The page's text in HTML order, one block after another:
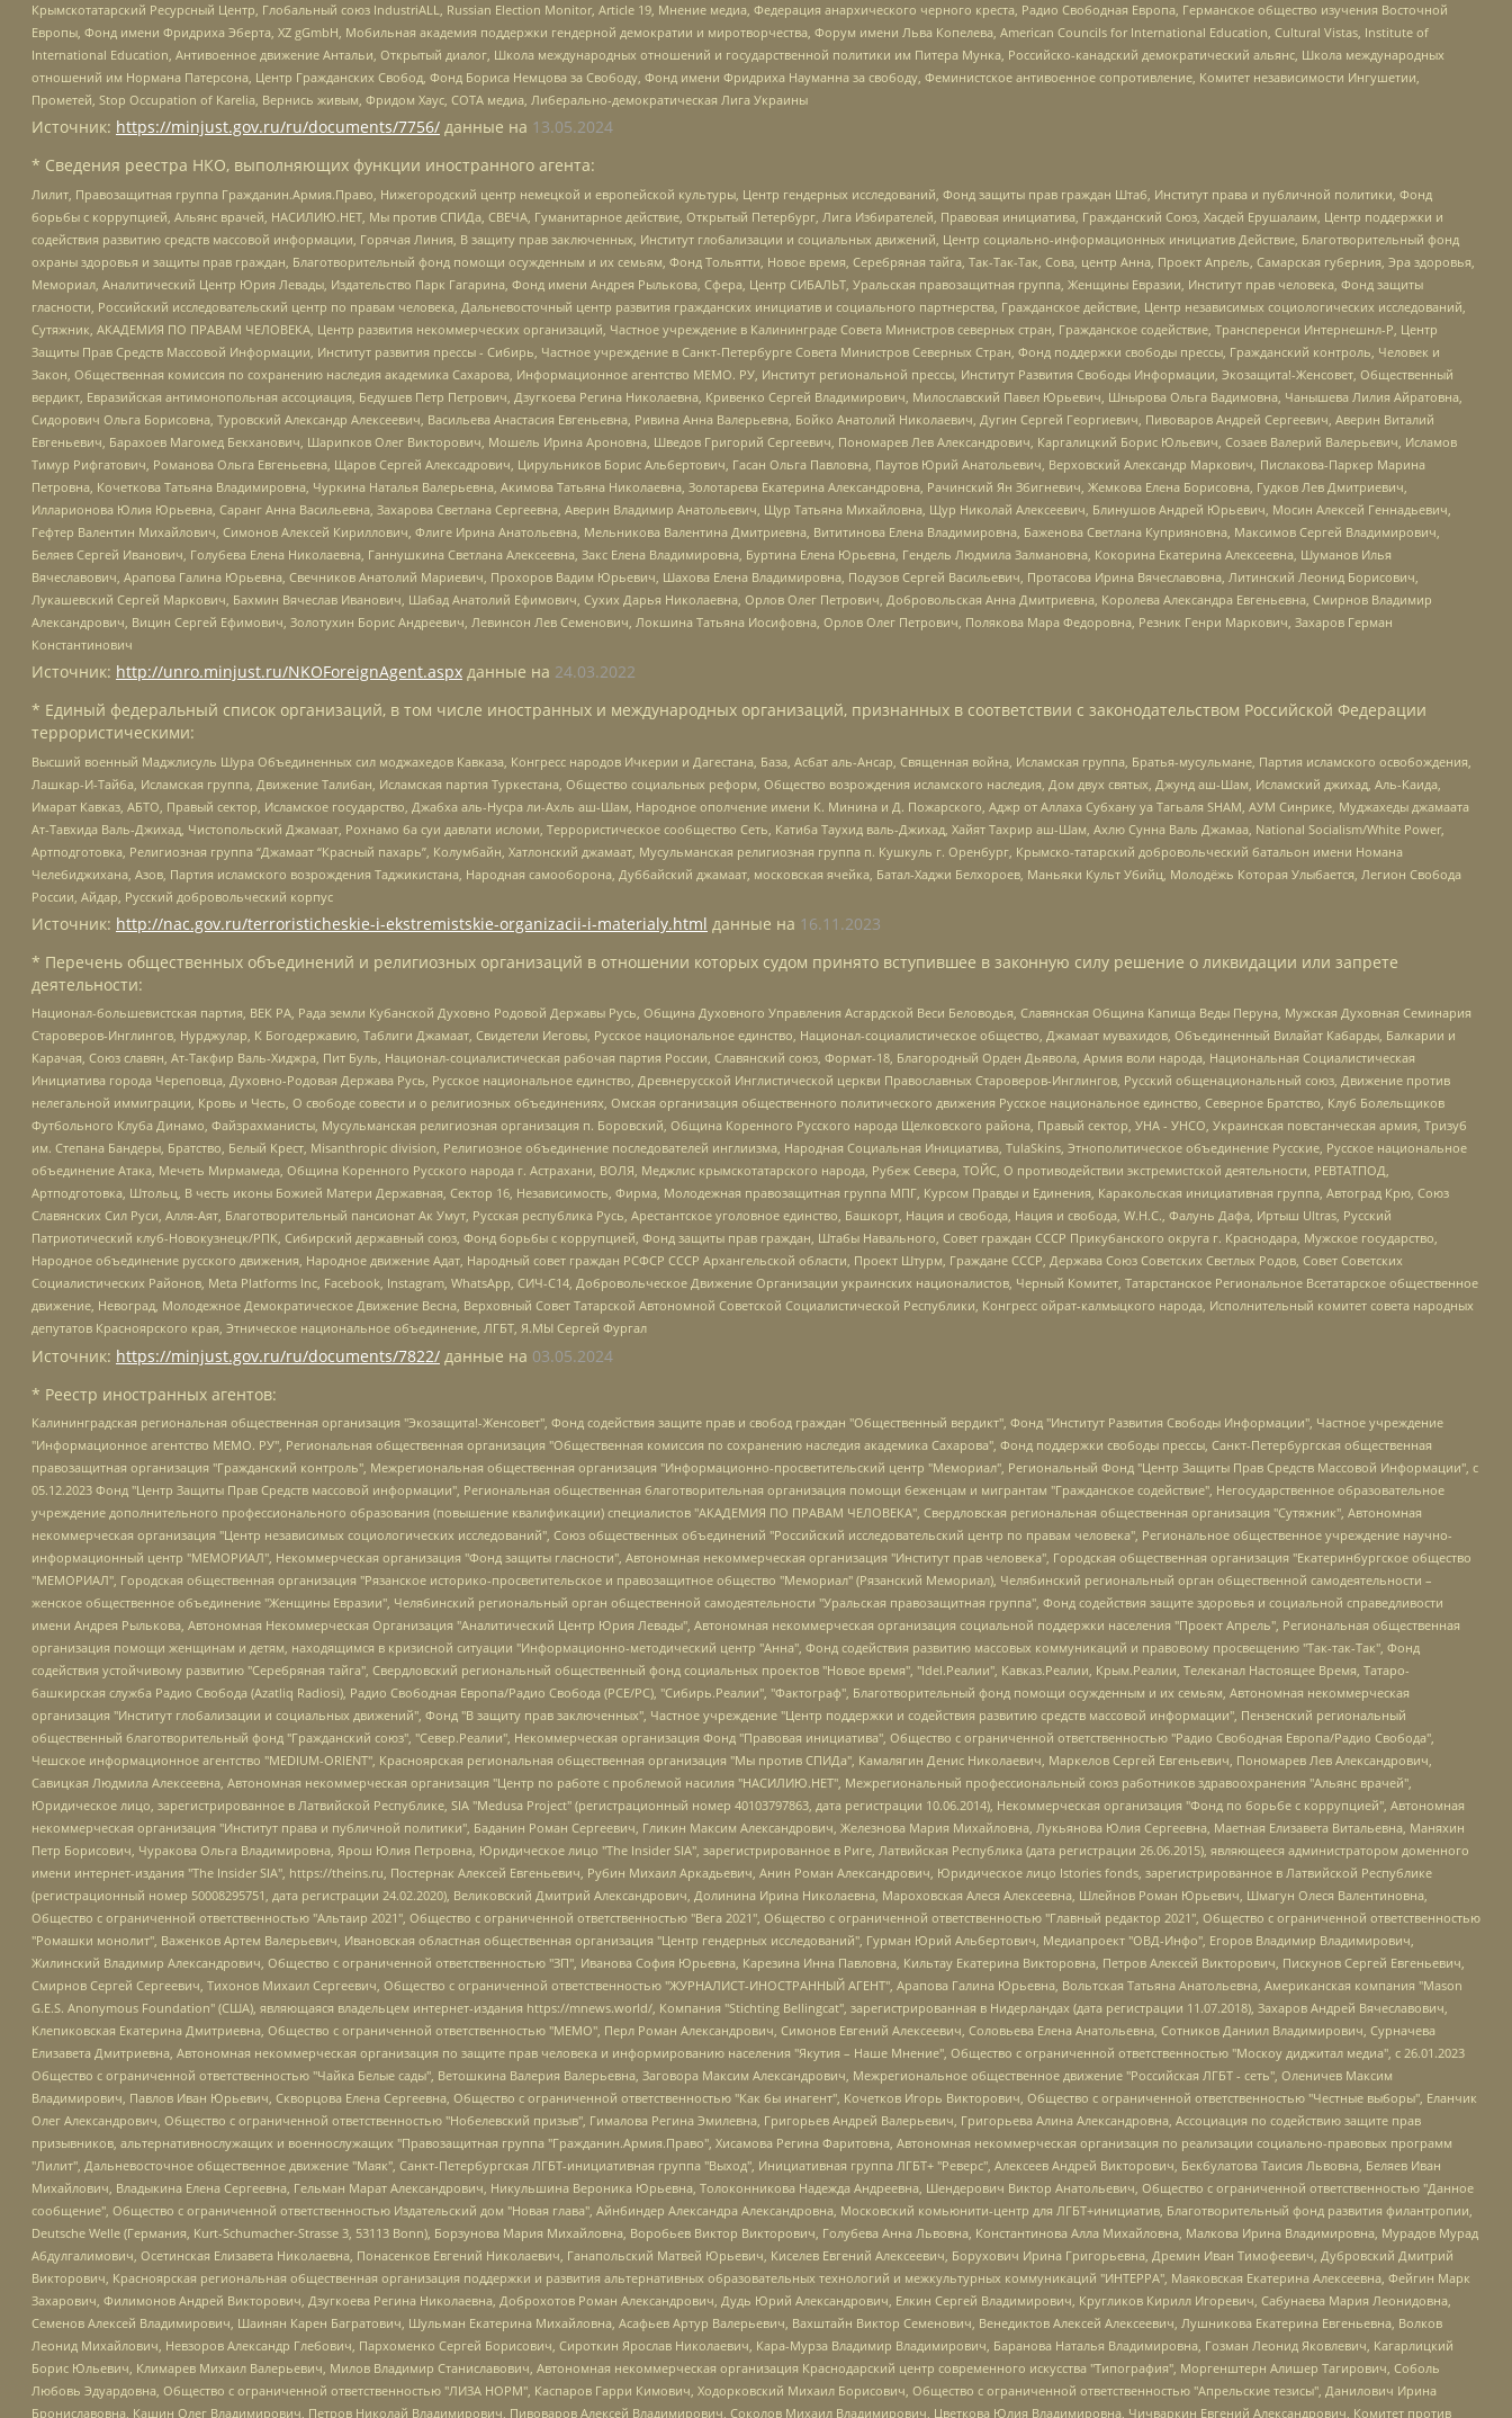
Крымскотатарский Ресурсный Центр, Глобальный союз IndustriALL, Russian Election Monitor, Article 19, Мнение медиа, Федерация анархического черного креста, Радио Свободная Европа, Германское общество изучения Восточной
Европы, Фонд имени Фридриха Эберта, XZ gGmbH, Мобильная академия поддержки гендерной демократии и миротворчества, Форум имени Льва Копелева, American Councils for International Education, Cultural Vistas, Institute of
International Education, Антивоенное движение Антальи, Открытый диалог, Школа международных отношений и государственной политики им Питера Мунка, Российско-канадский демократический альянс, Школа международных
отношений им Нормана Патерсона, Центр Гражданских Свобод, Фонд Бориса Немцова за Свободу, Фонд имени Фридриха Науманна за свободу, Феминистское антивоенное сопротивление, Комитет независимости Ингушетии,
Прометей, Stop Occupation of Karelia, Вернись живым, Фридом Хаус, СОТА медиа, Либерально-демократическая Лига Украины
Источник: https://minjust.gov.ru/ru/documents/7756/ данные на 13.05.2024
* Сведения реестра НКО, выполняющих функции иностранного агента:
Лилит, Правозащитная группа Гражданин.Армия.Право, Нижегородский центр немецкой и европейской культуры, Центр гендерных исследований, Фонд защиты прав граждан Штаб, Институт права и публичной политики, Фонд
борьбы с коррупцией, Альянс врачей, НАСИЛИЮ.НЕТ, Мы против СПИДа, СВЕЧА, Гуманитарное действие, Открытый Петербург, Лига Избирателей, Правовая инициатива, Гражданский Союз, Хасдей Ерушалаим, Центр поддержки и
содействия развитию средств массовой информации, Горячая Линия, В защиту прав заключенных, Институт глобализации и социальных движений, Центр социально-информационных инициатив Действие, Благотворительный фонд
охраны здоровья и защиты прав граждан, Благотворительный фонд помощи осужденным и их семьям, Фонд Тольятти, Новое время, Серебряная тайга, Так-Так-Так, Сова, центр Анна, Проект Апрель, Самарская губерния, Эра здоровья,
Мемориал, Аналитический Центр Юрия Левады, Издательство Парк Гагарина, Фонд имени Андрея Рылькова, Сфера, Центр СИБАЛЬТ, Уральская правозащитная группа, Женщины Евразии, Институт прав человека, Фонд защиты
гласности, Российский исследовательский центр по правам человека, Дальневосточный центр развития гражданских инициатив и социального партнерства, Гражданское действие, Центр независимых социологических исследований,
Сутяжник, АКАДЕМИЯ ПО ПРАВАМ ЧЕЛОВЕКА, Центр развития некоммерческих организаций, Частное учреждение в Калининграде Совета Министров северных стран, Гражданское содействие, Трансперенси Интернешнл-Р, Центр
Защиты Прав Средств Массовой Информации, Институт развития прессы - Сибирь, Частное учреждение в Санкт-Петербурге Совета Министров Северных Стран, Фонд поддержки свободы прессы, Гражданский контроль, Человек и
Закон, Общественная комиссия по сохранению наследия академика Сахарова, Информационное агентство МЕМО. РУ, Институт региональной прессы, Институт Развития Свободы Информации, Экозащита!-Женсовет, Общественный
вердикт, Евразийская антимонопольная ассоциация, Бедушев Петр Петрович, Дзугкоева Регина Николаевна, Кривенко Сергей Владимирович, Милославский Павел Юрьевич, Шнырова Ольга Вадимовна, Чанышева Лилия Айратовна,
Сидорович Ольга Борисовна, Туровский Александр Алексеевич, Васильева Анастасия Евгеньевна, Ривина Анна Валерьевна, Бойко Анатолий Николаевич, Дугин Сергей Георгиевич, Пивоваров Андрей Сергеевич, Аверин Виталий
Евгеньевич, Барахоев Магомед Бекханович, Шарипков Олег Викторович, Мошель Ирина Ароновна, Шведов Григорий Сергеевич, Пономарев Лев Александрович, Каргалицкий Борис Юльевич, Созаев Валерий Валерьевич, Исламов
Тимур Рифгатович, Романова Ольга Евгеньевна, Щаров Сергей Алексадрович, Цирульников Борис Альбертович, Гасан Ольга Павловна, Паутов Юрий Анатольевич, Верховский Александр Маркович, Пислакова-Паркер Марина
Петровна, Кочеткова Татьяна Владимировна, Чуркина Наталья Валерьевна, Акимова Татьяна Николаевна, Золотарева Екатерина Александровна, Рачинский Ян Збигневич, Жемкова Елена Борисовна, Гудков Лев Дмитриевич,
Илларионова Юлия Юрьевна, Саранг Анна Васильевна, Захарова Светлана Сергеевна, Аверин Владимир Анатольевич, Щур Татьяна Михайловна, Щур Николай Алексеевич, Блинушов Андрей Юрьевич, Мосин Алексей Геннадьевич,
Гефтер Валентин Михайлович, Симонов Алексей Кириллович, Флиге Ирина Анатольевна, Мельникова Валентина Дмитриевна, Вититинова Елена Владимировна, Баженова Светлана Куприяновна, Максимов Сергей Владимирович,
Беляев Сергей Иванович, Голубева Елена Николаевна, Ганнушкина Светлана Алексеевна, Закс Елена Владимировна, Буртина Елена Юрьевна, Гендель Людмила Залмановна, Кокорина Екатерина Алексеевна, Шуманов Илья
Вячеславович, Арапова Галина Юрьевна, Свечников Анатолий Мариевич, Прохоров Вадим Юрьевич, Шахова Елена Владимировна, Подузов Сергей Васильевич, Протасова Ирина Вячеславовна, Литинский Леонид Борисович,
Лукашевский Сергей Маркович, Бахмин Вячеслав Иванович, Шабад Анатолий Ефимович, Сухих Дарья Николаевна, Орлов Олег Петрович, Добровольская Анна Дмитриевна, Королева Александра Евгеньевна, Смирнов Владимир
Александрович, Вицин Сергей Ефимович, Золотухин Борис Андреевич, Левинсон Лев Семенович, Локшина Татьяна Иосифовна, Орлов Олег Петрович, Полякова Мара Федоровна, Резник Генри Маркович, Захаров Герман
Константинович
Источник: http://unro.minjust.ru/NKOForeignAgent.aspx данные на 24.03.2022
* Единый федеральный список организаций, в том числе иностранных и международных организаций, признанных в соответствии с законодательством Российской Федерации
террористическими:
Высший военный Маджлисуль Шура Объединенных сил моджахедов Кавказа, Конгресс народов Ичкерии и Дагестана, База, Асбат аль-Ансар, Священная война, Исламская группа, Братья-мусульмане, Партия исламского освобождения,
Лашкар-И-Тайба, Исламская группа, Движение Талибан, Исламская партия Туркестана, Общество социальных реформ, Общество возрождения исламского наследия, Дом двух святых, Джунд аш-Шам, Исламский джихад, Аль-Каида,
Имарат Кавказ, АБТО, Правый сектор, Исламское государство, Джабха аль-Нусра ли-Ахль аш-Шам, Народное ополчение имени К. Минина и Д. Пожарского, Аджр от Аллаха Субхану уа Тагьаля SHAM, АУМ Синрике, Муджахеды джамаата
Ат-Тавхида Валь-Джихад, Чистопольский Джамаат, Рохнамо ба суи давлати исломи, Террористическое сообщество Сеть, Катиба Таухид валь-Джихад, Хайят Тахрир аш-Шам, Ахлю Сунна Валь Джамаа, National Socialism/White Power,
Артподготовка, Религиозная группа “Джамаат “Красный пахарь”, Колумбайн, Хатлонский джамаат, Мусульманская религиозная группа п. Кушкуль г. Оренбург, Крымско-татарский добровольческий батальон имени Номана
Челебиджихана, Азов, Партия исламского возрождения Таджикистана, Народная самооборона, Дуббайский джамаат, московская ячейка, Батал-Хаджи Белхороев, Маньяки Культ Убийц, Молодёжь Которая Улыбается, Легион Свобода
России, Айдар, Русский добровольческий корпус
Источник: http://nac.gov.ru/terroristicheskie-i-ekstremistskie-organizacii-i-materialy.html данные на 16.11.2023
* Перечень общественных объединений и религиозных организаций в отношении которых судом принято вступившее в законную силу решение о ликвидации или запрете
деятельности:
Национал-большевистская партия, ВЕК РА, Рада земли Кубанской Духовно Родовой Державы Русь, Община Духовного Управления Асгардской Веси Беловодья, Славянская Община Капища Веды Перуна, Мужская Духовная Семинария
Староверов-Инглингов, Нурджулар, К Богодержавию, Таблиги Джамаат, Свидетели Иеговы, Русское национальное единство, Национал-социалистическое общество, Джамаат мувахидов, Объединенный Вилайат Кабарды, Балкарии и
Карачая, Союз славян, Ат-Такфир Валь-Хиджра, Пит Буль, Национал-социалистическая рабочая партия России, Славянский союз, Формат-18, Благородный Орден Дьявола, Армия воли народа, Национальная Социалистическая
Инициатива города Череповца, Духовно-Родовая Держава Русь, Русское национальное единство, Древнерусской Инглистической церкви Православных Староверов-Инглингов, Русский общенациональный союз, Движение против
нелегальной иммиграции, Кровь и Честь, О свободе совести и о религиозных объединениях, Омская организация общественного политического движения Русское национальное единство, Северное Братство, Клуб Болельщиков
Футбольного Клуба Динамо, Файзрахманисты, Мусульманская религиозная организация п. Боровский, Община Коренного Русского народа Щелковского района, Правый сектор, УНА - УНСО, Украинская повстанческая армия, Тризуб
им. Степана Бандеры, Братство, Белый Крест, Misanthropic division, Религиозное объединение последователей инглиизма, Народная Социальная Инициатива, TulaSkins, Этнополитическое объединение Русские, Русское национальное
объединение Атака, Мечеть Мирмамеда, Община Коренного Русского народа г. Астрахани, ВОЛЯ, Меджлис крымскотатарского народа, Рубеж Севера, ТОЙС, О противодействии экстремистской деятельности, РЕВТАТПОД,
Артподготовка, Штольц, В честь иконы Божией Матери Державная, Сектор 16, Независимость, Фирма, Молодежная правозащитная группа МПГ, Курсом Правды и Единения, Каракольская инициативная группа, Автоград Крю, Союз
Славянских Сил Руси, Алля-Аят, Благотворительный пансионат Ак Умут, Русская республика Русь, Арестантское уголовное единство, Башкорт, Нация и свобода, Нация и свобода, W.H.С., Фалунь Дафа, Иртыш Ultras, Русский
Патриотический клуб-Новокузнецк/РПК, Сибирский державный союз, Фонд борьбы с коррупцией, Фонд защиты прав граждан, Штабы Навального, Совет граждан СССР Прикубанского округа г. Краснодара, Мужское государство,
Народное объединение русского движения, Народное движение Адат, Народный совет граждан РСФСР СССР Архангельской области, Проект Штурм, Граждане СССР, Держава Союз Советских Светлых Родов, Совет Советских
Социалистических Районов, Meta Platforms Inc, Facebook, Instagram, WhatsApp, СИЧ-С14, Добровольческое Движение Организации украинских националистов, Черный Комитет, Татарстанское Региональное Всетатарское общественное
движение, Невоград, Молодежное Демократическое Движение Весна, Верховный Совет Татарской Автономной Советской Социалистической Республики, Конгресс ойрат-калмыцкого народа, Исполнительный комитет совета народных
депутатов Красноярского края, Этническое национальное объединение, ЛГБТ, Я.МЫ Сергей Фургал
Источник: https://minjust.gov.ru/ru/documents/7822/ данные на 03.05.2024
* Реестр иностранных агентов:
Калининградская региональная общественная организация "Экозащита!-Женсовет", Фонд содействия защите прав и свобод граждан "Общественный вердикт", Фонд "Институт Развития Свободы Информации", Частное учреждение "Информационное агентство МЕМО. РУ", Региональная общественная организация "Общественная комиссия по сохранению наследия академика Сахарова", Фонд поддержки свободы прессы, Санкт-Петербургская общественная правозащитная организация "Гражданский контроль", Межрегиональная общественная организация "Информационно-просветительский центр "Мемориал", Региональный Фонд "Центр Защиты Прав Средств Массовой Информации", с 05.12.2023 Фонд "Центр Защиты Прав Средств массовой информации", Региональная общественная благотворительная организация помощи беженцам и мигрантам "Гражданское содействие", Негосударственное образовательное учреждение дополнительного профессионального образования (повышение квалификации) специалистов "АКАДЕМИЯ ПО ПРАВАМ ЧЕЛОВЕКА", Свердловская региональная общественная организация "Сутяжник", Автономная некоммерческая организация "Центр независимых социологических исследований", Союз общественных объединений "Российский исследовательский центр по правам человека", Региональное общественное учреждение научно-информационный центр "МЕМОРИАЛ", Некоммерческая организация "Фонд защиты гласности", Автономная некоммерческая организация "Институт прав человека", Городская общественная организация "Екатеринбургское общество "МЕМОРИАЛ", Городская общественная организация "Рязанское историко-просветительское и правозащитное общество "Мемориал" (Рязанский Мемориал), Челябинский региональный орган общественной самодеятельности – женское общественное объединение "Женщины Евразии", Челябинский региональный орган общественной самодеятельности "Уральская правозащитная группа", Фонд содействия защите здоровья и социальной справедливости имени Андрея Рылькова, Автономная Некоммерческая Организация "Аналитический Центр Юрия Левады", Автономная некоммерческая организация социальной поддержки населения "Проект Апрель", Региональная общественная организация помощи женщинам и детям, находящимся в кризисной ситуации "Информационно-методический центр "Анна", Фонд содействия развитию массовых коммуникаций и правовому просвещению "Так-так-Так", Фонд содействия устойчивому развитию "Серебряная тайга", Свердловский региональный общественный фонд социальных проектов "Новое время", "Idel.Реалии", Кавказ.Реалии, Крым.Реалии, Телеканал Настоящее Время, Татаро-башкирская служба Радио Свобода (Azatliq Radiosi), Радио Свободная Европа/Радио Свобода (PCE/PC), "Сибирь.Реалии", "Фактограф", Благотворительный фонд помощи осужденным и их семьям, Автономная некоммерческая организация "Институт глобализации и социальных движений", Фонд "В защиту прав заключенных", Частное учреждение "Центр поддержки и содействия развитию средств массовой информации", Пензенский региональный общественный благотворительный фонд "Гражданский союз", "Север.Реалии", Некоммерческая организация Фонд "Правовая инициатива", Общество с ограниченной ответственностью "Радио Свободная Европа/Радио Свобода", Чешское информационное агентство "MEDIUM-ORIENT", Красноярская региональная общественная организация "Мы против СПИДа", Камалягин Денис Николаевич, Маркелов Сергей Евгеньевич, Пономарев Лев Александрович, Савицкая Людмила Алексеевна, Автономная некоммерческая организация "Центр по работе с проблемой насилия "НАСИЛИЮ.НЕТ", Межрегиональный профессиональный союз работников здравоохранения "Альянс врачей", Юридическое лицо, зарегистрированное в Латвийской Республике, SIA "Medusa Project" (регистрационный номер 40103797863, дата регистрации 10.06.2014), Некоммерческая организация "Фонд по борьбе с коррупцией", Автономная некоммерческая организация "Институт права и публичной политики", Баданин Роман Сергеевич, Гликин Максим Александрович, Железнова Мария Михайловна, Лукьянова Юлия Сергеевна, Маетная Елизавета Витальевна, Маняхин Петр Борисович, Чуракова Ольга Владимировна, Ярош Юлия Петровна, Юридическое лицо "The Insider SIA", зарегистрированное в Риге, Латвийская Республика (дата регистрации 26.06.2015), являющееся администратором доменного имени интернет-издания "The Insider SIA", https://theins.ru, Постернак Алексей Евгеньевич, Рубин Михаил Аркадьевич, Анин Роман Александрович, Юридическое лицо Istories fonds, зарегистрированное в Латвийской Республике (регистрационный номер 50008295751, дата регистрации 24.02.2020), Великовский Дмитрий Александрович, Долинина Ирина Николаевна, Мароховская Алеся Алексеевна, Шлейнов Роман Юрьевич, Шмагун Олеся Валентиновна, Общество с ограниченной ответственностью "Альтаир 2021", Общество с ограниченной ответственностью "Вега 2021", Общество с ограниченной ответственностью "Главный редактор 2021", Общество с ограниченной ответственностью "Ромашки монолит", Важенков Артем Валерьевич, Ивановская областная общественная организация "Центр гендерных исследований", Гурман Юрий Альбертович, Медиапроект "ОВД-Инфо", Егоров Владимир Владимирович, Жилинский Владимир Александрович, Общество с ограниченной ответственностью "ЗП", Иванова София Юрьевна, Карезина Инна Павловна, Кильтау Екатерина Викторовна, Петров Алексей Викторович, Пискунов Сергей Евгеньевич, Смирнов Сергей Сергеевич, Тихонов Михаил Сергеевич, Общество с ограниченной ответственностью "ЖУРНАЛИСТ-ИНОСТРАННЫЙ АГЕНТ", Арапова Галина Юрьевна, Вольтская Татьяна Анатольевна, Американская компания "Mason G.E.S. Anonymous Foundation" (США), являющаяся владельцем интернет-издания https://mnews.world/, Компания "Stichting Bellingcat", зарегистрированная в Нидерландах (дата регистрации 11.07.2018), Захаров Андрей Вячеславович, Клепиковская Екатерина Дмитриевна, Общество с ограниченной ответственностью "МЕМО", Перл Роман Александрович, Симонов Евгений Алексеевич, Соловьева Елена Анатольевна, Сотников Даниил Владимирович, Сурначева Елизавета Дмитриевна, Автономная некоммерческая организация по защите прав человека и информированию населения "Якутия – Наше Мнение", Общество с ограниченной ответственностью "Москоу диджитал медиа", с 26.01.2023 Общество с ограниченной ответственностью "Чайка Белые сады", Ветошкина Валерия Валерьевна, Заговора Максим Александрович, Межрегиональное общественное движение "Российская ЛГБТ - сеть", Оленичев Максим Владимирович, Павлов Иван Юрьевич, Скворцова Елена Сергеевна, Общество с ограниченной ответственностью "Как бы инагент", Кочетков Игорь Викторович, Общество с ограниченной ответственностью "Честные выборы", Еланчик Олег Александрович, Общество с ограниченной ответственностью "Нобелевский призыв", Гималова Регина Эмилевна, Григорьев Андрей Валерьевич, Григорьева Алина Александровна, Ассоциация по содействию защите прав призывников, альтернативнослужащих и военнослужащих "Правозащитная группа "Гражданин.Армия.Право", Хисамова Регина Фаритовна, Автономная некоммерческая организация по реализации социально-правовых программ "Лилит", Дальневосточное общественное движение "Маяк", Санкт-Петербургская ЛГБТ-инициативная группа "Выход", Инициативная группа ЛГБТ+ "Реверс", Алексеев Андрей Викторович, Бекбулатова Таисия Львовна, Беляев Иван Михайлович, Владыкина Елена Сергеевна, Гельман Марат Александрович, Никульшина Вероника Юрьевна, Толоконникова Надежда Андреевна, Шендерович Виктор Анатольевич, Общество с ограниченной ответственностью "Данное сообщение", Общество с ограниченной ответственностью Издательский дом "Новая глава", Айнбиндер Александра Александровна, Московский комьюнити-центр для ЛГБТ+инициатив, Благотворительный фонд развития филантропии, Deutsche Welle (Германия, Kurt-Schumacher-Strasse 3, 53113 Bonn), Борзунова Мария Михайловна, Воробьев Виктор Викторович, Голубева Анна Львовна, Константинова Алла Михайловна, Малкова Ирина Владимировна, Мурадов Мурад Абдулгалимович, Осетинская Елизавета Николаевна, Понасенков Евгений Николаевич, Ганапольский Матвей Юрьевич, Киселев Евгений Алексеевич, Борухович Ирина Григорьевна, Дремин Иван Тимофеевич, Дубровский Дмитрий Викторович, Красноярская региональная общественная организация поддержки и развития альтернативных образовательных технологий и межкультурных коммуникаций "ИНТЕРРА", Маяковская Екатерина Алексеевна, Фейгин Марк Захарович, Филимонов Андрей Викторович, Дзугкоева Регина Николаевна, Доброхотов Роман Александрович, Дудь Юрий Александрович, Елкин Сергей Владимирович, Кругликов Кирилл Игоревич, Сабунаева Мария Леонидовна, Семенов Алексей Владимирович, Шаинян Карен Багратович, Шульман Екатерина Михайловна, Асафьев Артур Валерьевич, Вахштайн Виктор Семенович, Венедиктов Алексей Алексеевич, Лушникова Екатерина Евгеньевна, Волков Леонид Михайлович, Невзоров Александр Глебович, Пархоменко Сергей Борисович, Сироткин Ярослав Николаевич, Кара-Мурза Владимир Владимирович, Баранова Наталья Владимировна, Гозман Леонид Яковлевич, Кагарлицкий Борис Юльевич, Климарев Михаил Валерьевич, Милов Владимир Станиславович, Автономная некоммерческая организация Краснодарский центр современного искусства "Типография", Моргенштерн Алишер Тагирович, Соболь Любовь Эдуардовна, Общество с ограниченной ответственностью "ЛИЗА НОРМ", Каспаров Гарри Кимович, Ходорковский Михаил Борисович, Общество с ограниченной ответственностью "Апрельские тезисы", Данилович Ирина Брониславовна, Кашин Олег Владимирович, Петров Николай Владимирович, Пивоваров Алексей Владимирович, Соколов Михаил Владимирович, Цветкова Юлия Владимировна, Чичваркин Евгений Александрович, Комитет против пыток/Команда против пыток, Общество с ограниченной ответственностью "Первый научный", Общество с ограниченной ответственностью "Вертолет и ко", Белоцерковская Вероника Борисовна, Кац Максим Евгеньевич, Лазарева Татьяна Юрьевна, Шаведдинов Руслан Табризович, Яшин Илья Валерьевич, Общество с ограниченной ответственностью "Иноагент ААВ", Алешковский Дмитрий Петрович, Альбац Евгения Марковна, Быков Дмитрий Львович, Галямина Юлия Евгеньевна, Лойко Сергей Леонидович, Мартынов Кирилл Константинович, Медведев Сергей Александрович, Крашенинников Федор Геннадиевич, Гордеева Катерина Вл